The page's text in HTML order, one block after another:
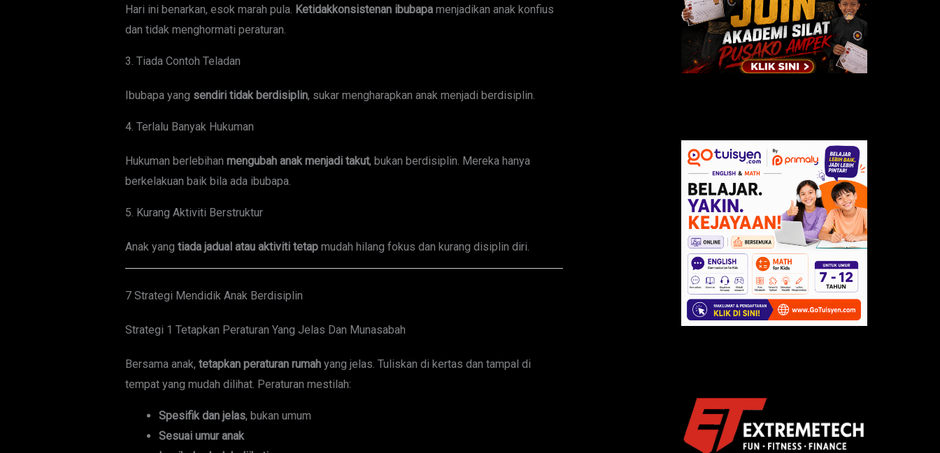
Hari ini benarkan, esok marah pula. Ketidakkonsistenan ibubapamenjadikan anak konfius
dan tidak menghormati peraturan.
3. Tiada Contoh Teladan
Ibubapa yang sendiri tidak berdisiplin, sukar mengharapkan anak menjadi berdisiplin.
4. Terlalu Banyak Hukuman
Hukuman berlebihan mengubah anak menjadi takut, bukan berdisiplin. Mereka hanya
berkelakuan baik bila ada ibubapa.
5. Kurang Aktiviti Berstruktur
Anak yang tiada jadual atau aktiviti tetapmudah hilang fokus dan kurang disiplin diri.
7 Strategi Mendidik Anak Berdisiplin
Strategi 1 Tetapkan Peraturan Yang Jelas Dan Munasabah
Bersama anak, tetapkan peraturan rumahyang jelas. Tuliskan di kertas dan tampal di
tempat yang mudah dilihat. Peraturan mestilah:
Spesifik dan jelas, bukan umum
Sesuai umur anak